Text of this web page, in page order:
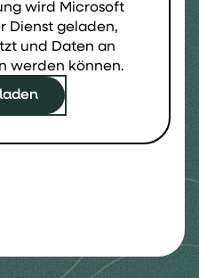
wird Microsoft
Dienst geladen,
und Daten an
werden können.